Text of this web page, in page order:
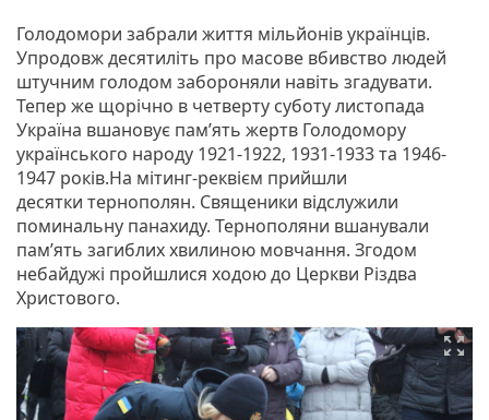
Голодомори забрали життя мільйонів українців.
Упродовж десятиліть про масове вбивство людей
штучним голодом забороняли навіть згадувати.
Тепер же щорічно в четверту суботу листопада
Україна вшановує пам’ять жертв Голодомору
українського народу 1921-1922, 1931-1933 та 1946-
1947 років.На мітинг-реквієм прийшли
десятки тернополян. Священики відслужили
поминальну панахиду. Тернополяни вшанували
пам’ять загиблих хвилиною мовчання. Згодом
небайдужі пройшлися ходою до Церкви Різдва
Христового.
